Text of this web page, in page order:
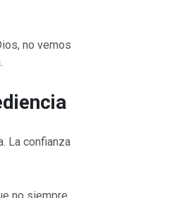
no vemos
La confianza
no siempre